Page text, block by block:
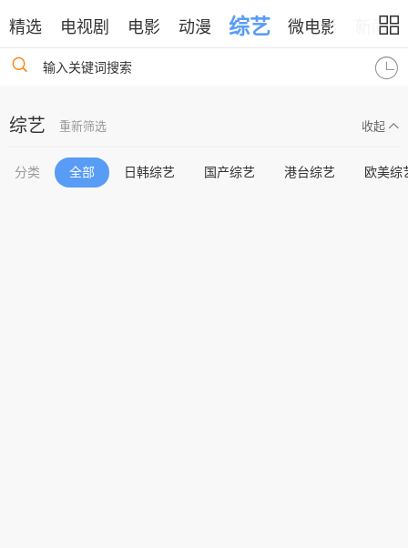
精选 电视剧 电影 动漫 综艺 微电影 新闻
输入关键词搜索
综艺 重新筛选 收起
分类 全部 日韩综艺 国产综艺 港台综艺 欧美综